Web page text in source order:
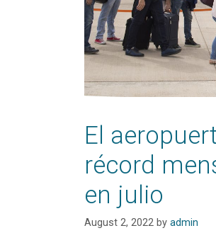
El
récord
en julio
August 2, 2022 by admin